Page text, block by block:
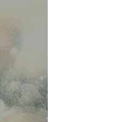
Géométrie sacrée
Plantes